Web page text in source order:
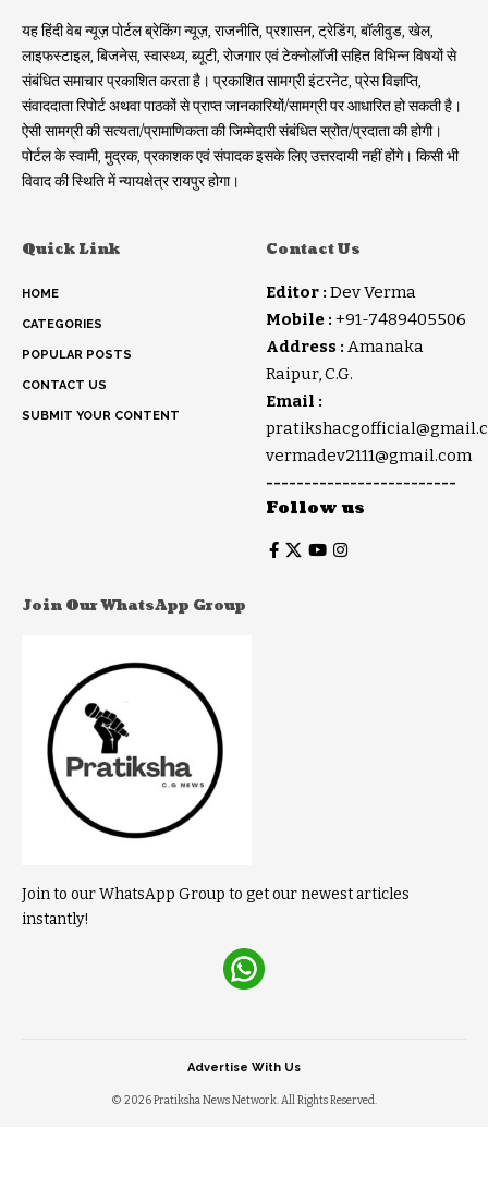
यह हिंदी वेब न्यूज़ पोर्टल ब्रेकिंग न्यूज़, राजनीति, प्रशासन, ट्रेडिंग, बॉलीवुड, खेल,
लाइफस्टाइल, बिजनेस, स्वास्थ्य, ब्यूटी, रोजगार एवं टेक्नोलॉजी सहित विभिन्न विषयों से
संबंधित समाचार प्रकाशित करता है। प्रकाशित सामग्री इंटरनेट, प्रेस विज्ञप्ति,
संवाददाता रिपोर्ट अथवा पाठकों से प्राप्त जानकारियों/सामग्री पर आधारित हो सकती है।
ऐसी सामग्री की सत्यता/प्रामाणिकता की जिम्मेदारी संबंधित स्रोत/प्रदाता की होगी।
पोर्टल के स्वामी, मुद्रक, प्रकाशक एवं संपादक इसके लिए उत्तरदायी नहीं होंगे। किसी भी
विवाद की स्थिति में न्यायक्षेत्र रायपुर होगा।
Quick Link
HOME
CATEGORIES
POPULAR POSTS
CONTACT US
SUBMIT YOUR CONTENT
Contact Us
Editor : Dev Verma
Mobile : +91-7489405506
Address : Amanaka
Raipur, C.G.
Email :
vermadev2111@gmail.com
-------------------------
Follow us
Join Our WhatsApp Group
Join to our WhatsApp Group to get our newest articles
instantly!
© 2026 Pratiksha News Network. All Rights Reserved.
Advertise With Us